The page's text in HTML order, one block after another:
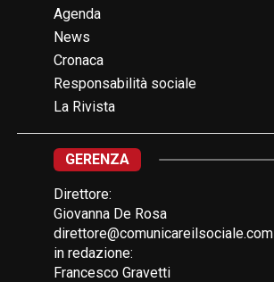
Agenda
News
Cronaca
Responsabilità sociale
La Rivista
GERENZA
Direttore:
Giovanna De Rosa
direttore@comunicareilsociale.com
in redazione:
Francesco Gravetti